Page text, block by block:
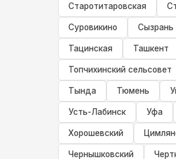
Старотитаровская
Суровикино Сызрань
Тацинская Ташкент
Топчихинский сельсовет
Тында Тюмень
Усть-Лабинск Уфа
Хорошевский
Чернышковский